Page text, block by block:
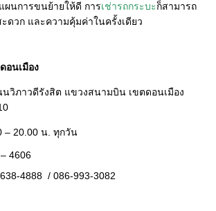
ผนการขนย้ายให้ดี การเช่ารถกระบะก็สามารถ
ดวก และความคุ้มค่าในครั้งเดียว
อนเมือง
นวิภาวดีรังสิต แขวงสนามบิน เขตดอนเมือง
– 20.00 น. ทุกวัน
4606
4888 / 086-993-3082